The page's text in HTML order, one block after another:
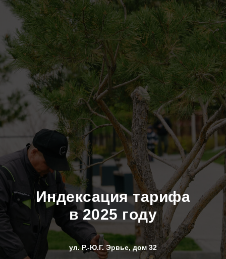
Индексация тарифа
в 2025 году
ул. Р.-Ю.Г. Эрвье, дом 32